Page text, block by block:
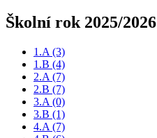
Školní rok 2025/2026
1.A (3)
1.B (4)
2.A (7)
2.B (7)
3.A (0)
3.B (1)
4.A (7)